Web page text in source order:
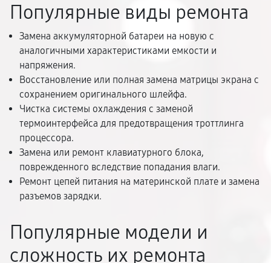
Популярные виды ремонта
Замена аккумуляторной батареи на новую с
аналогичными характеристиками емкости и
напряжения.
Восстановление или полная замена матрицы экрана с
сохранением оригинального шлейфа.
Чистка системы охлаждения с заменой
термоинтерфейса для предотвращения троттлинга
процессора.
Замена или ремонт клавиатурного блока,
поврежденного вследствие попадания влаги.
Ремонт цепей питания на материнской плате и замена
разъемов зарядки.
Популярные модели и
сложность их ремонта